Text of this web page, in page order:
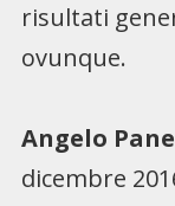
risultati
ovunque.
Angelo
dicembre